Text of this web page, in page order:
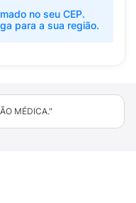
no seu CEP.
para a sua região.
MÉDICA."